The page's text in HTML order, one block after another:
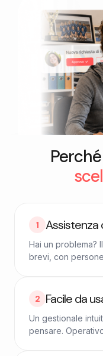
1 Assistenza
Hai un problema?
brevi, con
2 Facile da
Un gestionale
pensare.